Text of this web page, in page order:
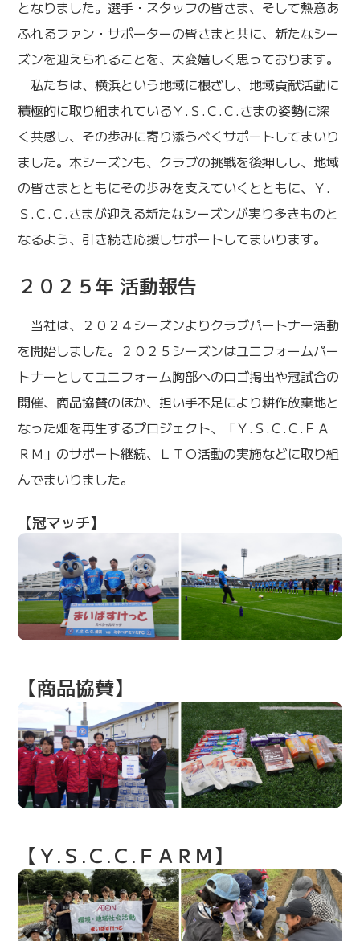
となりました。選手・スタッフの皆さま、そして熱意あ
ふれるファン・サポーターの皆さまと共に、新たなシー
ズンを迎えられることを、大変嬉しく思っております。
私たちは、横浜という地域に根ざし、地域貢献活動に
積極的に取り組まれているＹ.Ｓ.Ｃ.Ｃ.さまの姿勢に深
く共感し、その歩みに寄り添うべくサポートしてまいり
ました。本シーズンも、クラブの挑戦を後押しし、地域
の皆さまとともにその歩みを支えていくとともに、Ｙ.
Ｓ.Ｃ.Ｃ.さまが迎える新たなシーズンが実り多きものと
なるよう、引き続き応援しサポートしてまいります。
２０２５年 活動報告
当社は、２０２４シーズンよりクラブパートナー活動
を開始しました。２０２５シーズンはユニフォームパー
トナーとしてユニフォーム胸部へのロゴ掲出や冠試合の
開催、商品協賛のほか、担い手不足により耕作放棄地と
なった畑を再生するプロジェクト、「Ｙ.Ｓ.Ｃ.Ｃ.ＦＡ
ＲＭ」のサポート継続、ＬＴＯ活動の実施などに取り組
んでまいりました。
【冠マッチ】
【商品協賛】
【Ｙ.Ｓ.Ｃ.Ｃ.ＦＡＲＭ】